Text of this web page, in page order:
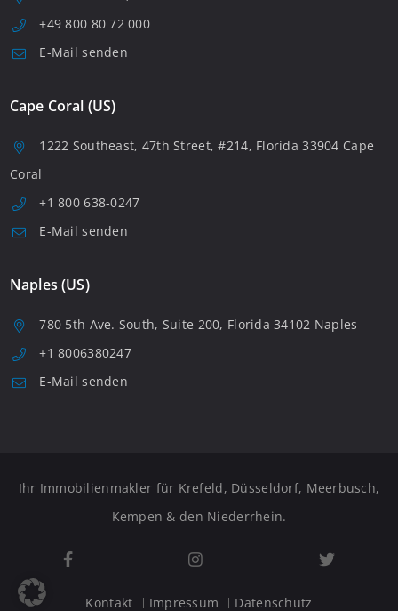
+49 800 80 72 000
E-Mail senden
Cape Coral (US)
1222 Southeast, 47th Street, #214, Florida 33904 Cape
Coral
+1 800 638-0247
E-Mail senden
Naples (US)
780 5th Ave. South, Suite 200, Florida 34102 Naples
+1 8006380247
E-Mail senden
Ihr Immobilienmakler für Krefeld, Düsseldorf, Meerbusch,
Kempen & den Niederrhein.
Kontakt Impressum Datenschutz